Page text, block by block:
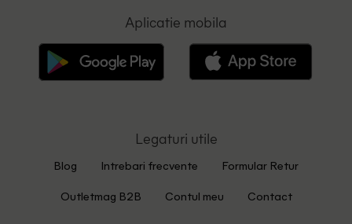
Aplicatie mobila
Legaturi utile
Blog Intrebari frecvente Formular Retur
Outletmag B2B Contul meu Contact